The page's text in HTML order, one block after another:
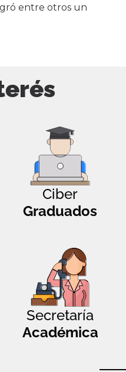
entre otros un
Ciber
Graduados
Secretaría
Académica